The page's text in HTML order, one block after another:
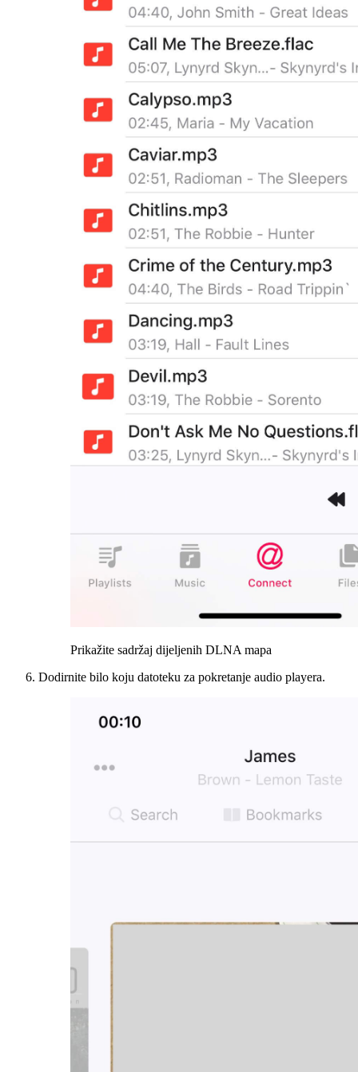
Prikažite sadržaj dijeljenih DLNA mapa
Dodirnite bilo koju datoteku za pokretanje audio playera.